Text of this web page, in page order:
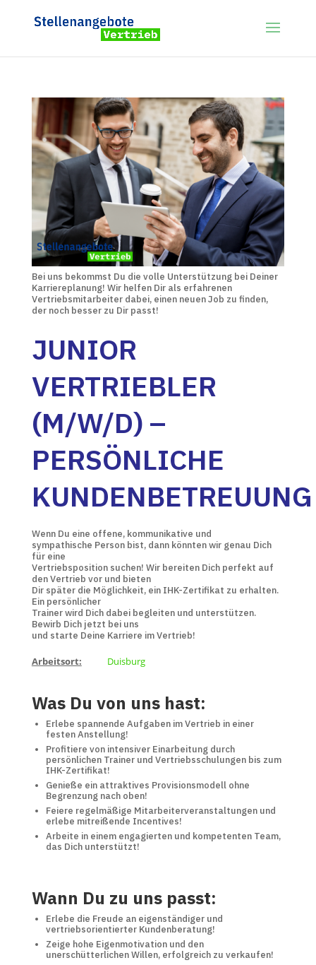
Bei uns bekommst Du die volle Unterstützung bei Deiner
Karriereplanung! Wir helfen Dir als erfahrenen
Vertriebsmitarbeiter dabei, einen neuen Job zu finden,
der noch besser zu Dir passt!
JUNIOR
VERTRIEBLER
(M/W/D) –
PERSÖNLICHE
KUNDENBETREUUNG
Wenn Du eine offene, kommunikative und
sympathische Person bist, dann könnten wir genau Dich
für eine
Vertriebsposition suchen! Wir bereiten Dich perfekt auf
den Vertrieb vor und bieten
Dir später die Möglichkeit, ein IHK-Zertifikat zu erhalten.
Ein persönlicher
Trainer wird Dich dabei begleiten und unterstützen.
Bewirb Dich jetzt bei uns
und starte Deine Karriere im Vertrieb!
Arbeitsort: Duisburg
Was Du von uns hast:
Erlebe spannende Aufgaben im Vertrieb in einer
festen Anstellung!
Profitiere von intensiver Einarbeitung durch
persönlichen Trainer und Vertriebsschulungen bis zum
IHK-Zertifikat!
Genieße ein attraktives Provisionsmodell ohne
Begrenzung nach oben!
Feiere regelmäßige Mitarbeiterveranstaltungen und
erlebe mitreißende Incentives!
Arbeite in einem engagierten und kompetenten Team,
das Dich unterstützt!
Wann Du zu uns passt:
Erlebe die Freude an eigenständiger und
vertriebsorientierter Kundenberatung!
Zeige hohe Eigenmotivation und den
unerschütterlichen Willen, erfolgreich zu verkaufen!